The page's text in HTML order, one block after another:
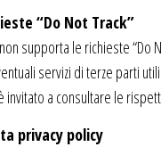
“Do Not Track”
supporta le richieste “Do
servizi di terze parti
invitato a consultare le
privacy policy